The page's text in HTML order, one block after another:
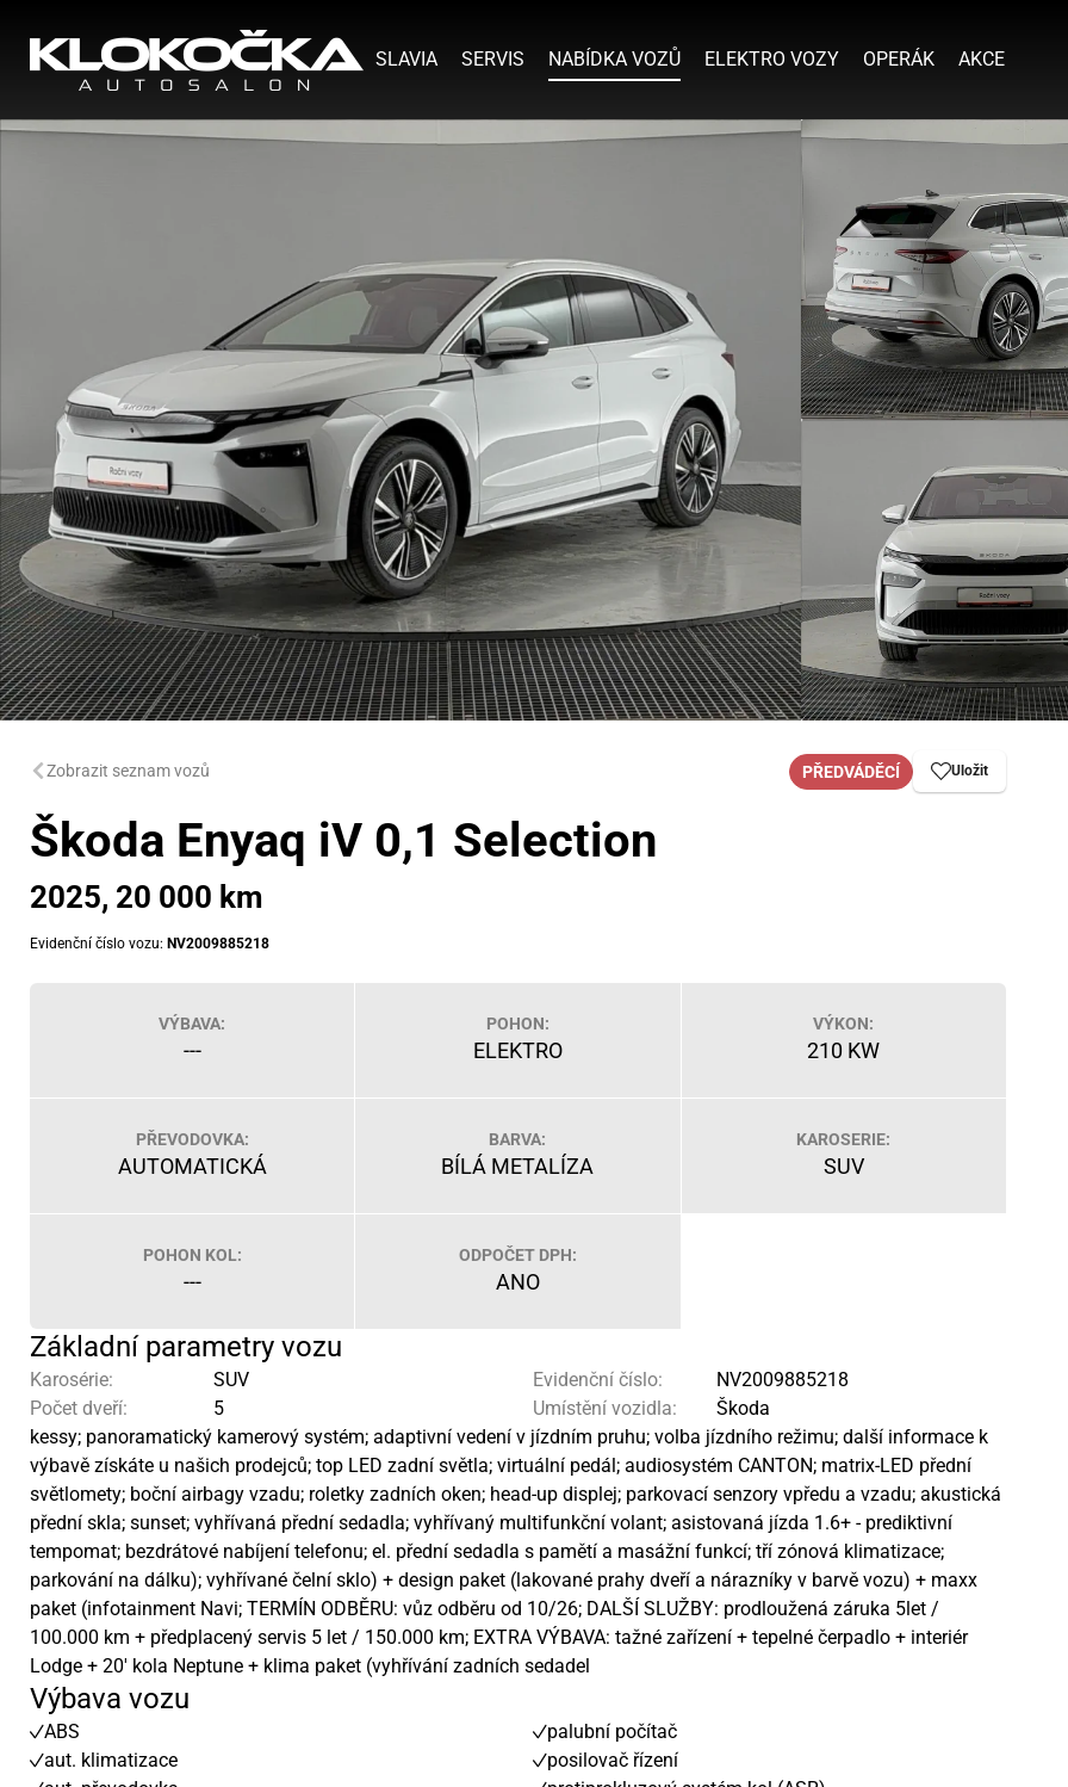
SLAVIA SERVIS NABÍDKA VOZŮ ELEKTRO VOZY OPERÁK AKCE
Zobrazit seznam vozů PŘEDVÁDĚCÍ Uložit
Škoda Enyaq iV 0,1 Selection
2025, 20 000 km
Evidenční číslo vozu: NV2009885218
VÝBAVA:
---
POHON:
ELEKTRO
VÝKON:
210 KW
PŘEVODOVKA:
AUTOMATICKÁ
BARVA:
BÍLÁ METALÍZA
KAROSERIE:
SUV
POHON KOL:
---
ODPOČET DPH:
ANO
Základní parametry vozu
Karosérie:
SUV
Počet dveří:
5
Evidenční číslo:
NV2009885218
Umístění vozidla:
Škoda
kessy; panoramatický kamerový systém; adaptivní vedení v jízdním pruhu; volba jízdního režimu; další informace k
výbavě získáte u našich prodejců; top LED zadní světla; virtuální pedál; audiosystém CANTON; matrix-LED přední
světlomety; boční airbagy vzadu; roletky zadních oken; head-up displej; parkovací senzory vpředu a vzadu; akustická
přední skla; sunset; vyhřívaná přední sedadla; vyhřívaný multifunkční volant; asistovaná jízda 1.6+ - prediktivní
tempomat; bezdrátové nabíjení telefonu; el. přední sedadla s pamětí a masážní funkcí; tří zónová klimatizace;
parkování na dálku); vyhřívané čelní sklo) + design paket (lakované prahy dveří a nárazníky v barvě vozu) + maxx
paket (infotainment Navi; TERMÍN ODBĚRU: vůz odběru od 10/26; DALŠÍ SLUŽBY: prodloužená záruka 5let /
100.000 km + předplacený servis 5 let / 150.000 km; EXTRA VÝBAVA: tažné zařízení + tepelné čerpadlo + interiér
Lodge + 20' kola Neptune + klima paket (vyhřívání zadních sedadel
Výbava vozu
ABS
aut. klimatizace
palubní počítač
posilovač řízení